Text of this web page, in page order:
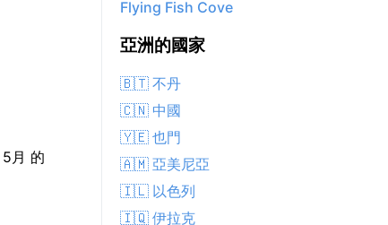
月 的
Flying Fish Cove
亞洲的國家
🇧🇹 不丹
🇨🇳 中國
🇾🇪 也門
🇦🇲 亞美尼亞
🇮🇱 以色列
🇮🇶 伊拉克